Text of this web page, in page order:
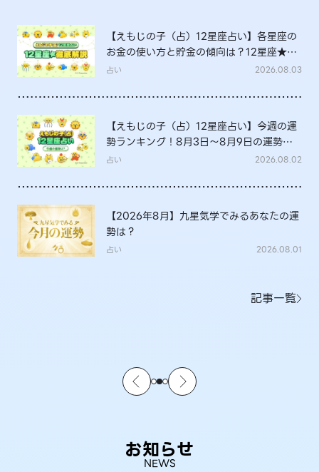
【えもじの子（占）12星座占い】各星座の
お金の使い方と貯金の傾向は？12星座★徹
底解説
占い 2026.08.03
【えもじの子（占）12星座占い】今週の運
勢ランキング！8月3日～8月9日の運勢
は？
占い 2026.08.02
【2026年8月】九星気学でみるあなたの運
勢は？
占い 2026.08.01
記事一覧
お知らせ
NEWS